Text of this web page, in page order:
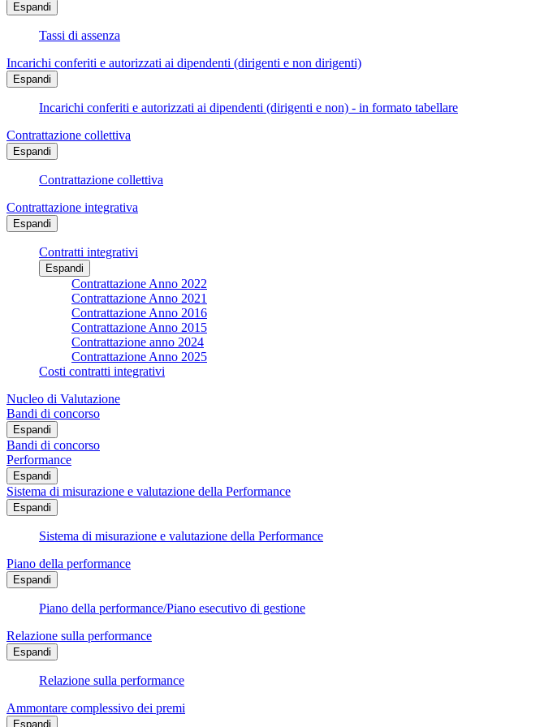
Espandi
Tassi di assenza
Incarichi conferiti e autorizzati ai dipendenti (dirigenti e non dirigenti)
Espandi
Incarichi conferiti e autorizzati ai dipendenti (dirigenti e non) - in formato tabellare
Contrattazione collettiva
Espandi
Contrattazione collettiva
Contrattazione integrativa
Espandi
Contratti integrativi
Espandi
Contrattazione Anno 2022
Contrattazione Anno 2021
Contrattazione Anno 2016
Contrattazione Anno 2015
Contrattazione anno 2024
Contrattazione Anno 2025
Costi contratti integrativi
Nucleo di Valutazione
Bandi di concorso
Espandi
Bandi di concorso
Performance
Espandi
Sistema di misurazione e valutazione della Performance
Espandi
Sistema di misurazione e valutazione della Performance
Piano della performance
Espandi
Piano della performance/Piano esecutivo di gestione
Relazione sulla performance
Espandi
Relazione sulla performance
Ammontare complessivo dei premi
Espandi